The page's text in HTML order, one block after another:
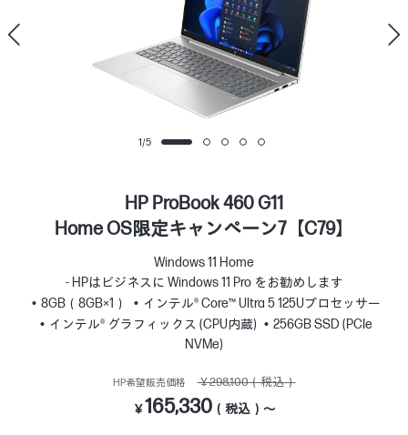
1/5
HP ProBook 460 G11
Home OS限定キャンペーン7【C79】
Windows 11 Home
- HPはビジネスに Windows 11 Pro をお勧めします
8GB（8GB×1）
インテル® Core™ Ultra 5 125Uプロセッサー
インテル® グラフィックス (CPU内蔵)
256GB SSD (PCIe
NVMe)
HP希望販売価格 ￥298,100（税込）
￥165,330 （税込）～